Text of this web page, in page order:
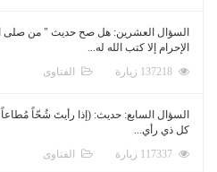
السؤال العشرين: هل صح حديث " من صلى
الإحرام إلا كتب الله له...
الفتاوى
السؤال السابع: حديث: (إذا رأيتَ شُحّاً
كل ذي رأي...
الفتاوى